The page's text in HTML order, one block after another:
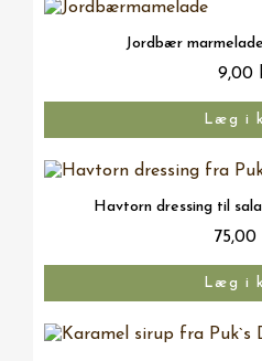
Vis
Jordbær
9,00
Læg i
Vis
Havtorn dressing til
75,00
Læg i